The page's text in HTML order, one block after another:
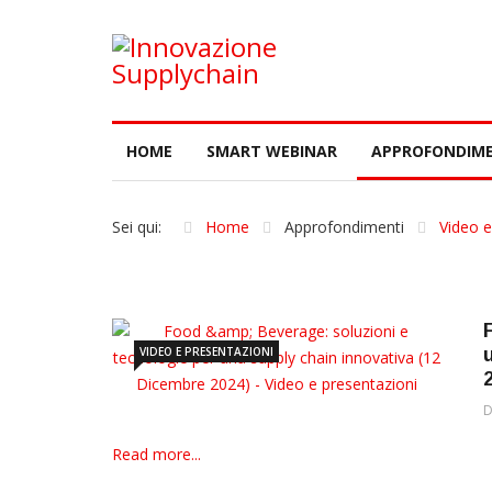
HOME SMART WEBINAR
Sei qui: Home Approfondimenti Video
VIDEO E PRESENTAZIONI
Read more...